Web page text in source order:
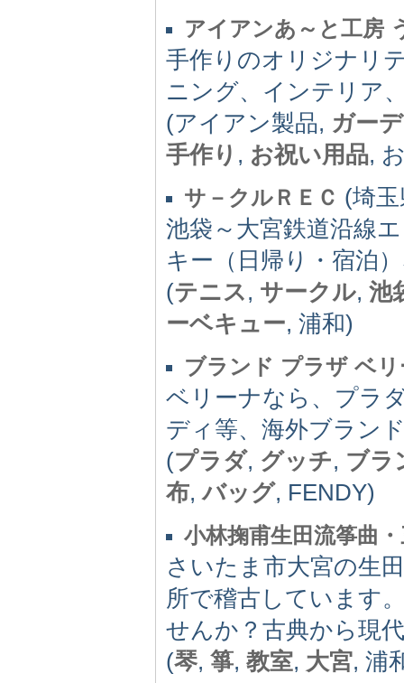
アイアンあ～と工房
手作りのオリジナリ
ニング、インテリア
(アイアン製品, ガー
手作り , お祝い用品,
サ－クルＲＥＣ (埼
池袋～大宮鉄道沿線
キー（日帰り・宿泊
(テニス, サークル, 池
ーベキュー, 浦和)
ブランド プラザ ベ
ベリーナなら、プラ
ディ等、海外ブラン
(プラダ, グッチ, ブラ
布,バッグ, FENDY)
小林掬甫生田流筝曲
さいたま市大宮の生
所で稽古しています
せんか？古典から現
(琴, 箏, 教室, 大宮, 浦